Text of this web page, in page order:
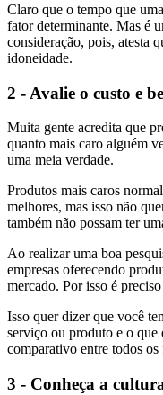
Claro que o tempo que
fator determinante. Mas é
consideração, pois, atesta
idoneidade.
2 - Avalie o custo e
Muita gente acredita que
quanto mais caro alguém
uma meia verdade.
Produtos mais caros
melhores, mas isso não
também não possam ter
Ao realizar uma boa
empresas oferecendo
mercado. Por isso é preciso
Isso quer dizer que você
serviço ou produto e o que
comparativo entre todos os
3 - Conheça a